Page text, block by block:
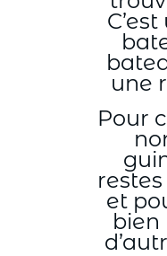
une
Pour
et
bien